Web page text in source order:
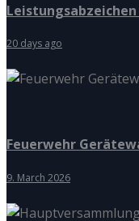
Leistungsabzeichen
20 days ago
Feuerwehr
9. March 2026